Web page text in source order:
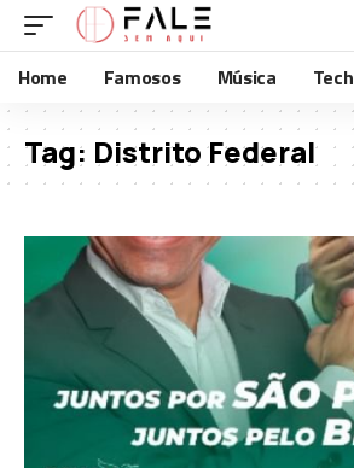
Home Famosos Música Tech
Tag: Distrito Federal